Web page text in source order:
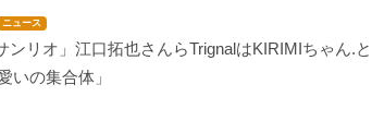
ニュース
ンリオ」江口拓也さんらTrignalはKIRIMIちゃん.と
いの集合体」